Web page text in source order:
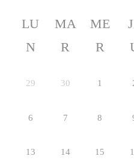
LU
N
MA
R
ME
R
29 30 1
6 7 8
13 14 15